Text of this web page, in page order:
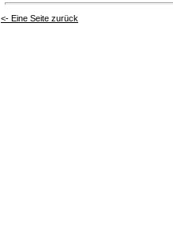
<- Eine Seite zurück